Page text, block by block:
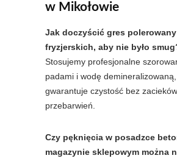
w Mikołowie
Jak doczyścić gres
fryzjerskich, aby nie było
Stosujemy profesjonalne
padami i wodę
gwarantuje czystość bez
przebarwień.
Czy pęknięcia w posadzce
magazynie sklepowym można